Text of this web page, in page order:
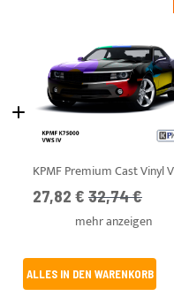
Ab
27,82 € UVP
32,74 €
mehr anzeigen
ALLES IN DEN WARENKORB